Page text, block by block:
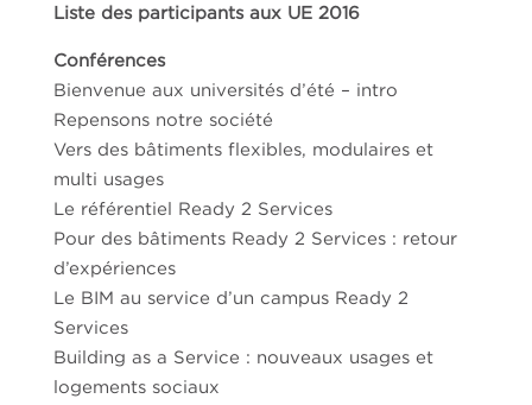
Liste des participants aux UE 2016
Conférences
Bienvenue aux universités d’été – intro
Repensons notre société
Vers des bâtiments flexibles, modulaires et
multi usages
Le référentiel Ready 2 Services
Pour des bâtiments Ready 2 Services : retour
d’expériences
Le BIM au service d’un campus Ready 2
Services
Building as a Service : nouveaux usages et
logements sociaux